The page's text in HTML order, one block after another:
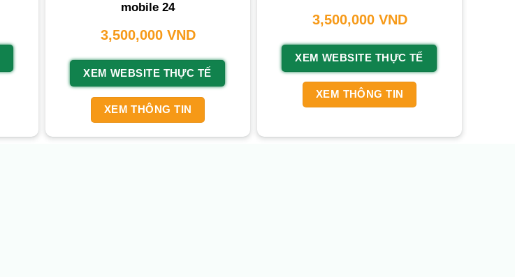
mobile 24
3,500,000 VND
XEM WEBSITE THỰC TẾ
XEM THÔNG TIN
3,500,000 VND
XEM WEBSITE THỰC TẾ
XEM THÔNG TIN